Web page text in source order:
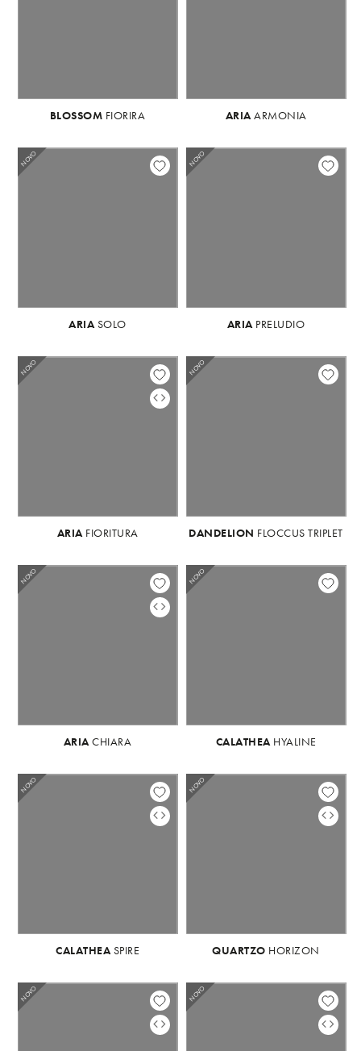
BLOSSOM FIORIRA ARIAARMONIA
NOVO
ARIASOLO
NOVO
ARIAPRELUDIO
NOVO
ARIAFIORITURA
NOVO
ARIAFIORITURA
NOVO
DANDELION FLOCCUS TRIPLET
NOVO
ARIACHIARA
NOVO
ARIACHIARA
NOVO
CALATHEAHYALINE
NOVO
CALATHEASPIRE
NOVO
CALATHEASPIRE
NOVO
QUARTZO HORIZON
NOVO NOVO
NOVO